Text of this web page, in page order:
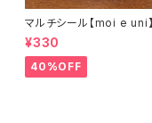
マルチシール【moi e uni】
¥330
40%OFF